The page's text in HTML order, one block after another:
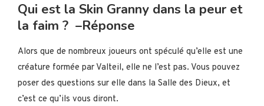
Qui est la Skin Granny dans la peur et
la faim ? –Réponse
Alors que de nombreux joueurs ont spéculé qu’elle est une
créature formée par Valteil, elle ne l’est pas. Vous pouvez
poser des questions sur elle dans la Salle des Dieux, et
c’est ce qu’ils vous diront.